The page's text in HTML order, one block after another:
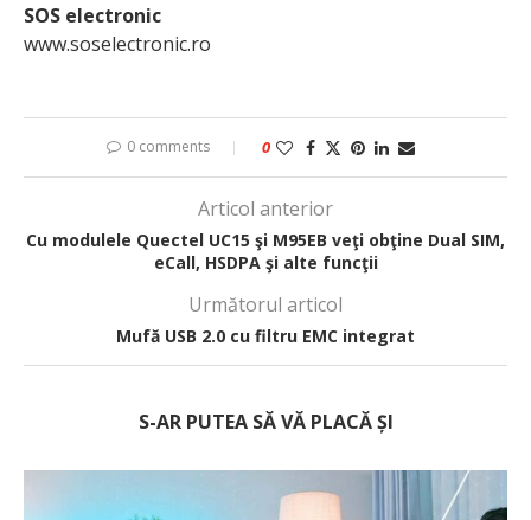
SOS electronic
www.soselectronic.ro
0 comments 0
Articol anterior
Cu modulele Quectel UC15 şi M95EB veţi obţine Dual SIM,
eCall, HSDPA şi alte funcţii
Următorul articol
Mufă USB 2.0 cu filtru EMC integrat
S-AR PUTEA SĂ VĂ PLACĂ ȘI